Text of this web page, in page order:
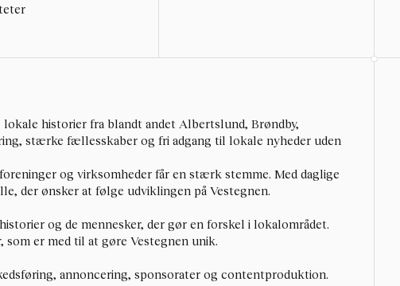
historier fra blandt andet Albertslund, Brøndby,
stærke fællesskaber og fri adgang til lokale nyheder uden
og virksomheder får en stærk stemme. Med daglige
der ønsker at følge udviklingen på Vestegnen.
og de mennesker, der gør en forskel i lokalområdet.
er med til at gøre Vestegnen unik.
annoncering, sponsorater og contentproduktion.